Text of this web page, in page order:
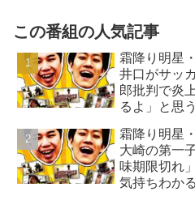
この番組の人気記事
霜降り明星
井口がサッ
郎批判で炎
るよ」と思
霜降り明星
大崎の第一
味期限切れ
気持ちわか